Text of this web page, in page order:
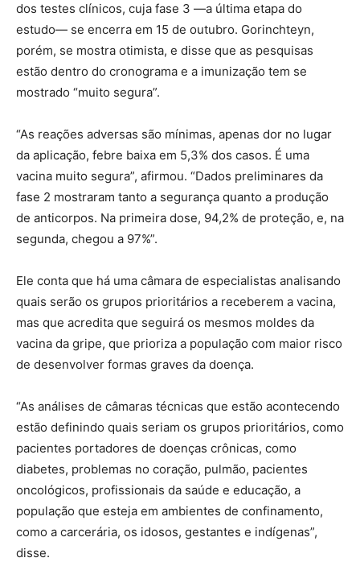
dos testes clínicos, cuja fase 3 —a última etapa do
estudo— se encerra em 15 de outubro. Gorinchteyn,
porém, se mostra otimista, e disse que as pesquisas
estão dentro do cronograma e a imunização tem se
mostrado “muito segura”.
“As reações adversas são mínimas, apenas dor no lugar
da aplicação, febre baixa em 5,3% dos casos. É uma
vacina muito segura”, afirmou. “Dados preliminares da
fase 2 mostraram tanto a segurança quanto a produção
de anticorpos. Na primeira dose, 94,2% de proteção, e, na
segunda, chegou a 97%”.
Ele conta que há uma câmara de especialistas analisando
quais serão os grupos prioritários a receberem a vacina,
mas que acredita que seguirá os mesmos moldes da
vacina da gripe, que prioriza a população com maior risco
de desenvolver formas graves da doença.
“As análises de câmaras técnicas que estão acontecendo
estão definindo quais seriam os grupos prioritários, como
pacientes portadores de doenças crônicas, como
diabetes, problemas no coração, pulmão, pacientes
oncológicos, profissionais da saúde e educação, a
população que esteja em ambientes de confinamento,
como a carcerária, os idosos, gestantes e indígenas”,
disse.